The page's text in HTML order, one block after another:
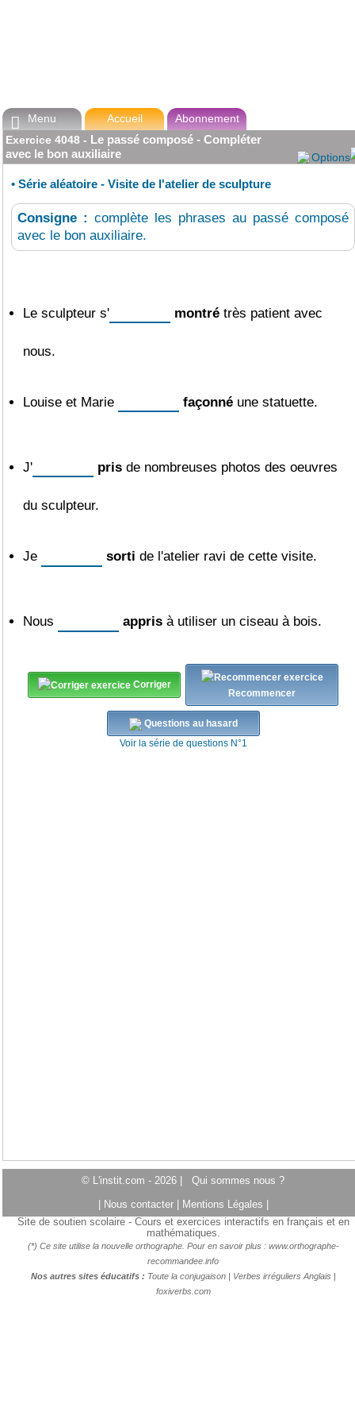
 Menu Accueil
Abonnement
Exercice 4048 - Le passé composé - Compléter
avec le bon auxiliaire
Options
• Série aléatoire - Visite de l'atelier de sculpture
Consigne : complète les phrases au passé composé
avec le bon auxiliaire.
Le sculpteur s' montré très patient avec
nous.
Louise et Marie façonné une statuette.
J' pris de nombreuses photos des oeuvres
du sculpteur.
Je sorti de l'atelier ravi de cette visite.
Nous appris à utiliser un ciseau à bois.
Corriger
Recommencer
Questions au hasard
Voir la série de questions N°1
© L'instit.com - 2026 | Qui sommes nous ?
Nous contacter Mentions Légales
Site de soutien scolaire - Cours et exercices interactifs en français et en
mathématiques.
(*) Ce site utilise la nouvelle orthographe. Pour en savoir plus : www.orthographe-
recommandee.info
Nos autres sites éducatifs : Toute la conjugaison| Verbes irréguliers Anglais |
foxiverbs.com